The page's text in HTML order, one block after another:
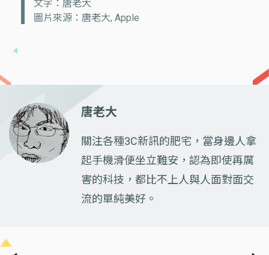
文字：唐老大
圖片來源：唐老大, Apple
唐老大
關注各種3C新訊的肥宅，當身邊人拿
起手機滑便坐立難安，認為即使再厲
害的科技，都比不上人與人面對面交
流的單純美好。